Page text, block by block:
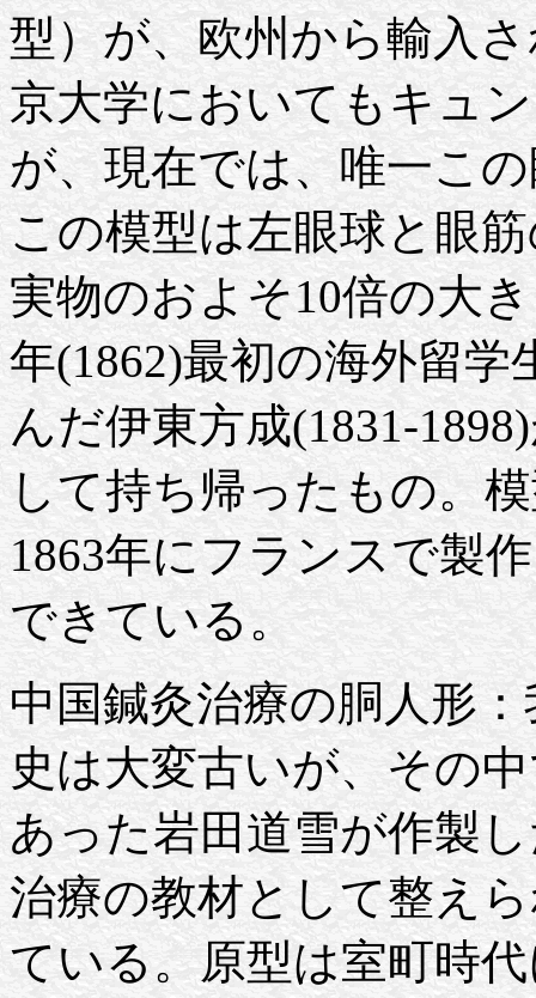
型）が、欧州から輸入
京大学においてもキュ
が、現在では、唯一こ
この模型は左眼球と眼
実物のおよそ10倍の大
年(1862)最初の海外留
んだ伊東方成(1831-
して持ち帰ったもの。
1863年にフランスで製
できている。
中国鍼灸治療の胴人形
史は大変古いが、その
あった岩田道雪が作製
治療の教材として整え
ている。原型は室町時